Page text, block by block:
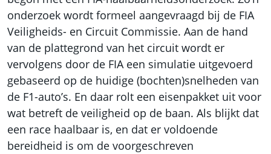
onderzoek wordt formeel aangevraagd bij de FIA
Veiligheids- en Circuit Commissie. Aan de hand
van de plattegrond van het circuit wordt er
vervolgens door de FIA een simulatie uitgevoerd
gebaseerd op de huidige (bochten)snelheden van
de F1-auto’s. En daar rolt een eisenpakket uit voor
wat betreft de veiligheid op de baan. Als blijkt dat
een race haalbaar is, en dat er voldoende
bereidheid is om de voorgeschreven